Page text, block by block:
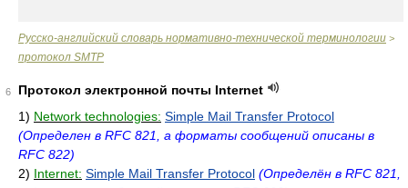
Русско-английский словарь нормативно-технической терминологии >
протокол SMTP
6
Протокол электронной почты Internet
1) Network technologies: Simple Mail Transfer Protocol
(Определен в RFC 821, а форматы сообщений описаны в
RFC 822)
2) Internet: Simple Mail Transfer Protocol (Определён в RFC 821,